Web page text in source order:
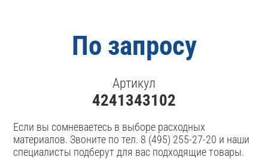
По запросу
Артикул
4241343102
Если вы сомневаетесь в выборе расходных
материалов. Звоните по тел. 8 (495) 255-27-20 и наши
специалисты подберут для вас подходящие товары.